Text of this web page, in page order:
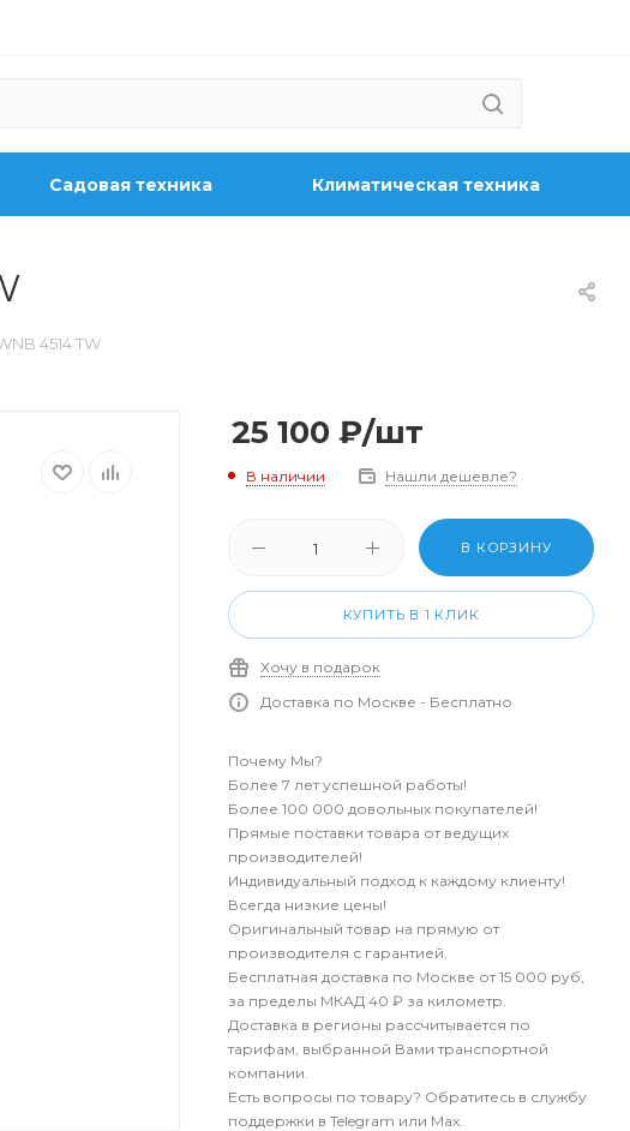
Садовая техника Климатическая техника
4514 TW
25 100 ₽/шт
В наличии Нашли дешевле?
В КОРЗИНУ
КУПИТЬ В 1 КЛИК
Хочу в подарок
Доставка по Москве - Бесплатно
Почему Мы?
Более 7 лет успешной работы!
Более 100 000 довольных покупателей!
Прямые поставки товара от ведущих
производителей!
Индивидуальный подход к каждому клиенту!
Всегда низкие цены!
Оригинальный товар на прямую от
производителя с гарантией.
Бесплатная доставка по Москве от 15 000 руб,
за пределы МКАД 40 ₽ за километр.
Доставка в регионы рассчитывается по
тарифам, выбранной Вами транспортной
компании.
Есть вопросы по товару? Обратитесь в службу
поддержки в Telegram или Max.